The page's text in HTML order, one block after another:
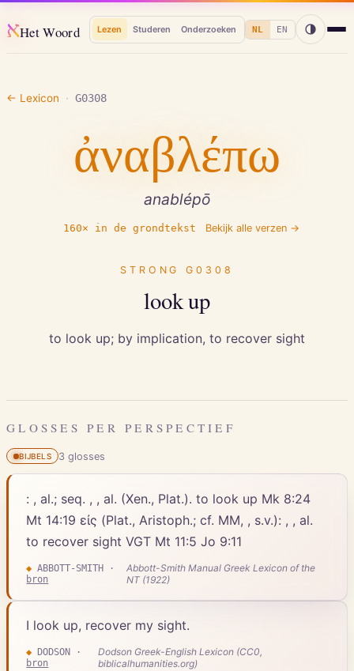
אHet Woord Lezen Studeren Onderzoeken NL EN
← Lexicon · G0308
ἀναβλέπω
anablépō
160× in de grondtekst Bekijk alle verzen →
STRONGG0308
look up
to look up; by implication, to recover sight
GLOSSES PER PERSPECTIEF
BIJBELS 3glosses
: , al.; seq. , , al. (Xen., Plat.). to look up Mk 8:24
Mt 14:19 εἰς (Plat., Aristoph.; cf. MM, , s.v.): , , al.
to recover sight VGT Mt 11:5 Jo 9:11
◆ ABBOTT-SMITH ·
bron
Abbott-Smith Manual Greek Lexicon of the
NT (1922)
I look up, recover my sight.
◆ DODSON ·
bron
Dodson Greek-English Lexicon (CC0,
biblicalhumanities.org)